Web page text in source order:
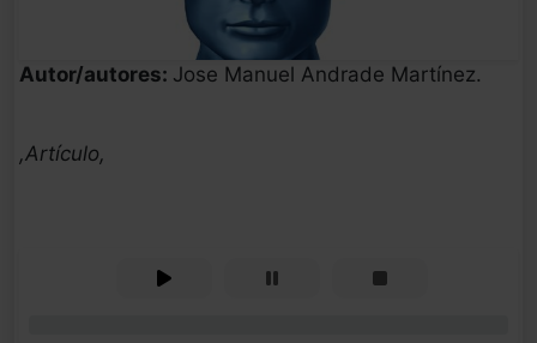
Autor/autores: Jose Manuel Andrade Martínez.
,Artículo,